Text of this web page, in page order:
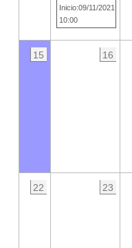
Inicio:09/11/2021
10:00
15 16
22 23